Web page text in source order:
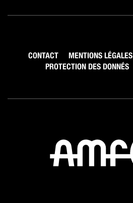
CONTACT MENTIONS LÉGALES
PROTECTION DES DONNÉS